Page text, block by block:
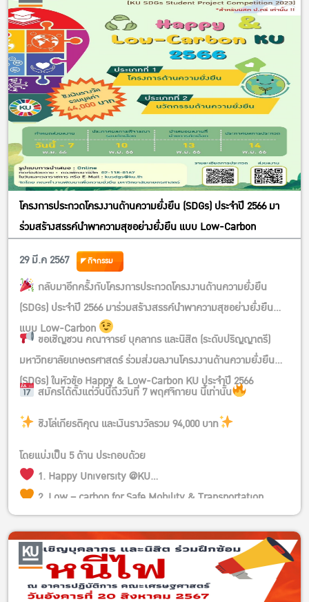
โครงการประกวดโครงงานด้านความยั่งยืน (SDGs) ประจำปี 2566 มา
ร่วมสร้างสรรค์นำพาความสุขอย่างยั่งยืน แบบ Low-Carbon
29 มี.ค 2567
กิจกรรม
กลับมาอีกครั้งกับโครงการประกวดโครงงานด้านความยั่งยืน
(SDGs) ประจำปี 2566 มาร่วมสร้างสรรค์นำพาความสุขอย่างยั่งยืน
แบบ Low-Carbon
ขอเชิญชวน คณาจารย์ บุคลากร และนิสิต (ระดับปริญญาตรี)
มหาวิทยาลัยเกษตรศาสตร์ ร่วมส่งผลงานโครงงานด้านความยั่งยืน
(SDGs) ในหัวข้อ Happy & Low-Carbon KU ประจำปี 2566
สมัครได้ตั้งแต่วันนี้ถึงวันที่ 7 พฤศจิกายน นี้เท่านั้น
ชิงโล่เกียรติคุณ และเงินรางวัลรวม 94,000 บาท
โดยแบ่งเป็น 5 ด้าน ประกอบด้วย
1. Happy University @KU
2. Low – carbon for Safe Mobility & Transportation ,
Alternative Energy
3. Low – carbon for Good Health & society , Friendly
Environment
4. Low – carbon for Sustainable Education & Tourism